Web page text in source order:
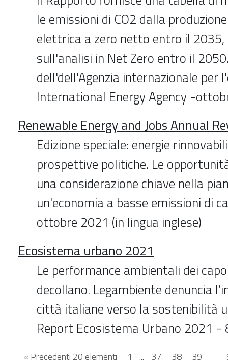
le emissioni di CO2 dalla
elettrica a zero netto entro il 2035,
sull'analisi in Net Zero entro il
dell'dell'Agenzia internazionale per
International Energy Agency -
Renewable Energy and Jobs Annual
Edizione speciale: energie
prospettive politiche. Le
una considerazione chiave nella
un'economia a basse emissioni di
ottobre 2021 (in lingua inglese)
Ecosistema urbano 2021
Le performance ambientali dei
decollano. Legambiente denuncia
città italiane verso la sostenibilità
Report Ecosistema Urbano 2021 -
« Precedenti 20 elementi 1 ... 37 38
39